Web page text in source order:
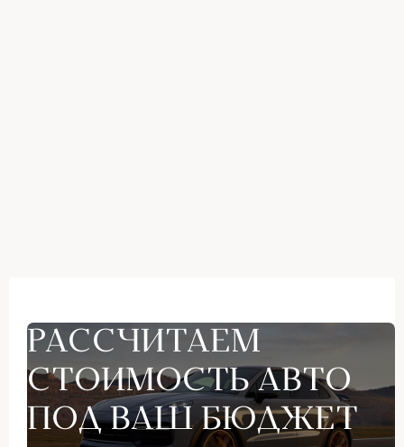
РАССЧИТАЕМ
СТОИМОСТЬ АВТО
ПОД ВАШ БЮДЖЕТ